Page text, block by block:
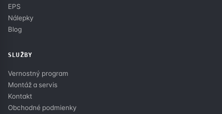
EPS
Nálepky
Blog
SLUŽBY
Vernostný program
Montáž a servis
Kontakt
Obchodné podmienky